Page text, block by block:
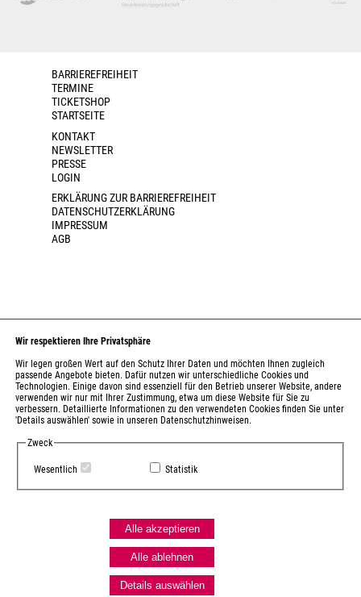
Wir respektieren Ihre Privatsphäre
Wir legen großen Wert auf den Schutz Ihrer Daten und möchten Ihnen zugleich
passende Angebote bieten. Dafür nutzen wir unterschiedliche Cookies und
Technologien. Einige davon sind essenziell für den Betrieb unserer Website, andere
verwenden wir nur mit Ihrer Zustimmung, etwa um diese Website für Sie zu
verbessern. Detaillierte Informationen zu den verwendeten Cookies finden Sie unter
'Details auswählen' sowie in unseren Datenschutzhinweisen.
Zweck
Wesentlich Statistik
Alle akzeptieren
Alle ablehnen
Details auswählen
BARRIEREFREIHEIT
TERMINE
TICKETSHOP
STARTSEITE
KONTAKT
NEWSLETTER
PRESSE
LOGIN
ERKLÄRUNG ZUR BARRIEREFREIHEIT
DATENSCHUTZERKLÄRUNG
IMPRESSUM
AGB
Gefördert durch den Kulturraum Erzgebirge-Mittelsachsen
als regional bedeutsame Einrichtung.
Kultur und Tourismus. Diese Einrichtung wird mitfinanziert durch
beschlossenen Haushaltes.
Gefördert durch den Landkreis Erzgebirgskreis.